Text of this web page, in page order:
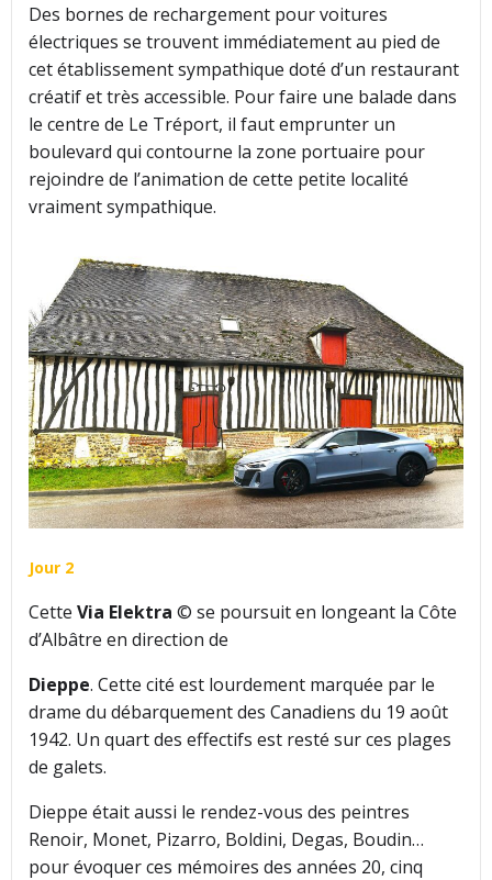
Des bornes de rechargement pour voitures
électriques se trouvent immédiatement au pied de
cet établissement sympathique doté d’un restaurant
créatif et très accessible. Pour faire une balade dans
le centre de Le Tréport, il faut emprunter un
boulevard qui contourne la zone portuaire pour
rejoindre de l’animation de cette petite localité
vraiment sympathique.
Jour 2
Cette Via Elektra © se poursuit en longeant la Côte
d’Albâtre en direction de
Dieppe. Cette cité est lourdement marquée par le
drame du débarquement des Canadiens du 19 août
1942. Un quart des effectifs est resté sur ces plages
de galets.
Dieppe était aussi le rendez-vous des peintres
Renoir, Monet, Pizarro, Boldini, Degas, Boudin…
pour évoquer ces mémoires des années 20, cinq